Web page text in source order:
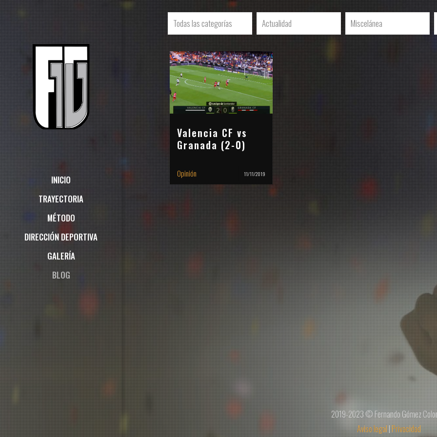
INICIO
TRAYECTORIA
MÉTODO
DIRECCIÓN DEPORTIVA
GALERÍA
BLOG
Todas las categorías Actualidad Miscelánea
Valencia CF vs
Granada (2-0)
Opinión 11/11/2019
2019-2023 © Fernando Gómez
Aviso legal|Privacidad